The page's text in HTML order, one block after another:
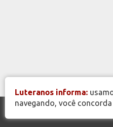
Luteranos informa:
navegando, você